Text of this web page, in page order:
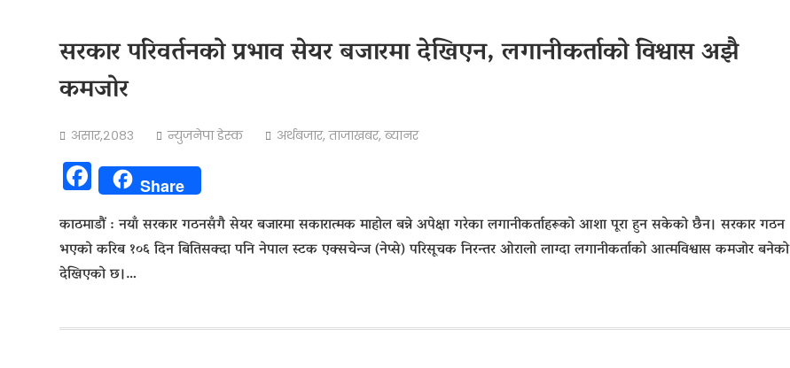
सरकार परिवर्तनको प्रभाव सेयर बजारमा देखिएन, लगानीकर्ताको विश्वास अझै
कमजोर
असार,२०८३ न्युजनेपा डेस्क अर्थबजार,ताजाखबर,ब्यानर
Facebook
Share
काठमाडौं : नयाँ सरकार गठनसँगै सेयर बजारमा सकारात्मक माहोल बन्ने अपेक्षा गरेका लगानीकर्ताहरूको आशा पूरा हुन सकेको छैन। सरकार गठन
भएको करिब १०६ दिन बितिसक्दा पनि नेपाल स्टक एक्सचेन्ज (नेप्से) परिसूचक निरन्तर ओरालो लाग्दा लगानीकर्ताको आत्मविश्वास कमजोर बनेको
देखिएको छ।…